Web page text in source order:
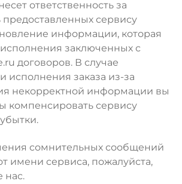
ответственность за
предоставленных сервису
информации, которая
заключенных с
договоров. В случае
исполнения заказа из-за
некорректной информации вы
компенсировать сервису
сомнительных сообщений
имени сервиса, пожалуйста,
нас.